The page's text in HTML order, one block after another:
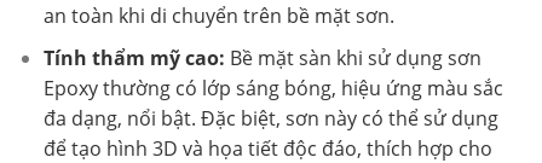
an toàn khi di chuyển trên bề mặt sơn.
Tính thẩm mỹ cao: Bề mặt sàn khi sử dụng sơn
Epoxy thường có lớp sáng bóng, hiệu ứng màu sắc
đa dạng, nổi bật. Đặc biệt, sơn này có thể sử dụng
để tạo hình 3D và họa tiết độc đáo, thích hợp cho